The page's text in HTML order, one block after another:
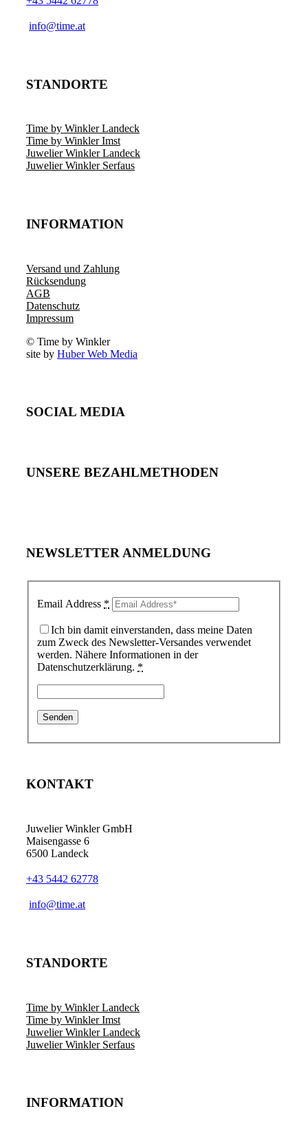
­info@time.at
STANDORTE
Time by Winkler Landeck
Time by Winkler Imst
Juwelier Winkler Landeck
Juwelier Winkler Serfaus
INFORMATION
Versand und Zahlung
Rücksendung
AGB
Datenschutz
Impressum
© Time by Winkler
site by Huber Web Media
SOCIAL MEDIA
UNSERE BEZAHLMETHODEN
NEWSLETTER ANMELDUNG
Email Address *
Ich bin damit einverstanden, dass meine Daten
zum Zweck des Newsletter-Versandes verwendet
werden. Nähere Informationen in der
Datenschutzerklärung. *
KONTAKT
Juwelier Winkler GmbH
Maisengasse 6
6500 Landeck
+43 5442 62778
info@time.at
STANDORTE
Time by Winkler Landeck
Time by Winkler Imst
Juwelier Winkler Landeck
Juwelier Winkler Serfaus
INFORMATION